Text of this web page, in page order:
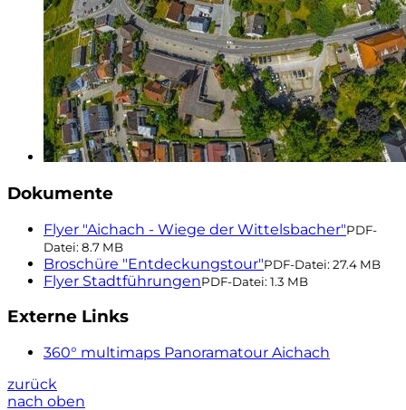
Dokumente
Flyer "Aichach - Wiege der Wittelsbacher"PDF-
Datei: 8.7 MB
Broschüre "Entdeckungstour"PDF-Datei: 27.4 MB
Flyer StadtführungenPDF-Datei: 1.3 MB
Externe Links
360° multimaps Panoramatour Aichach
zurück
nach oben